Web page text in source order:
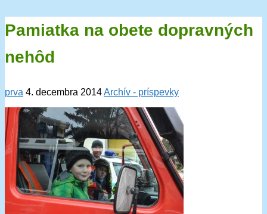
Pamiatka na obete dopravných
nehôd
prva 4. decembra 2014Archív - príspevky